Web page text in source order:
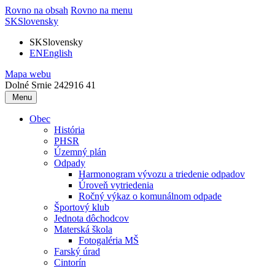
Rovno na obsah Rovno na menu
SKSlovensky
SKSlovensky
ENEnglish
Mapa webu
Dolné Srnie 242916 41
Menu
Obec
História
PHSR
Územný plán
Odpady
Harmonogram vývozu a triedenie odpadov
Úroveň vytriedenia
Ročný výkaz o komunálnom odpade
Športový klub
Jednota dôchodcov
Materská škola
Fotogaléria MŠ
Farský úrad
Cintorín